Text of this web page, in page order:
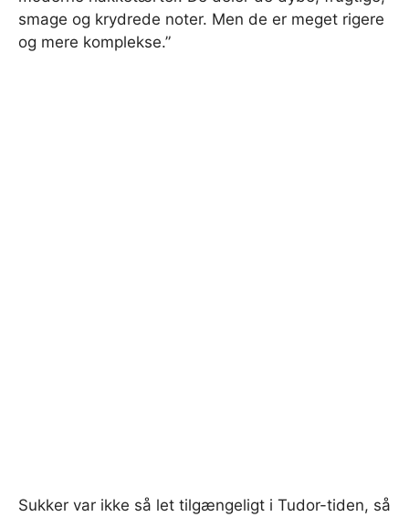
smage og krydrede noter. Men de er meget rigere
og mere komplekse.”
Sukker var ikke så let tilgængeligt i Tudor-tiden, så